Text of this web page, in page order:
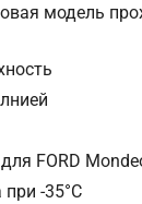
модель
FORD
-35°С